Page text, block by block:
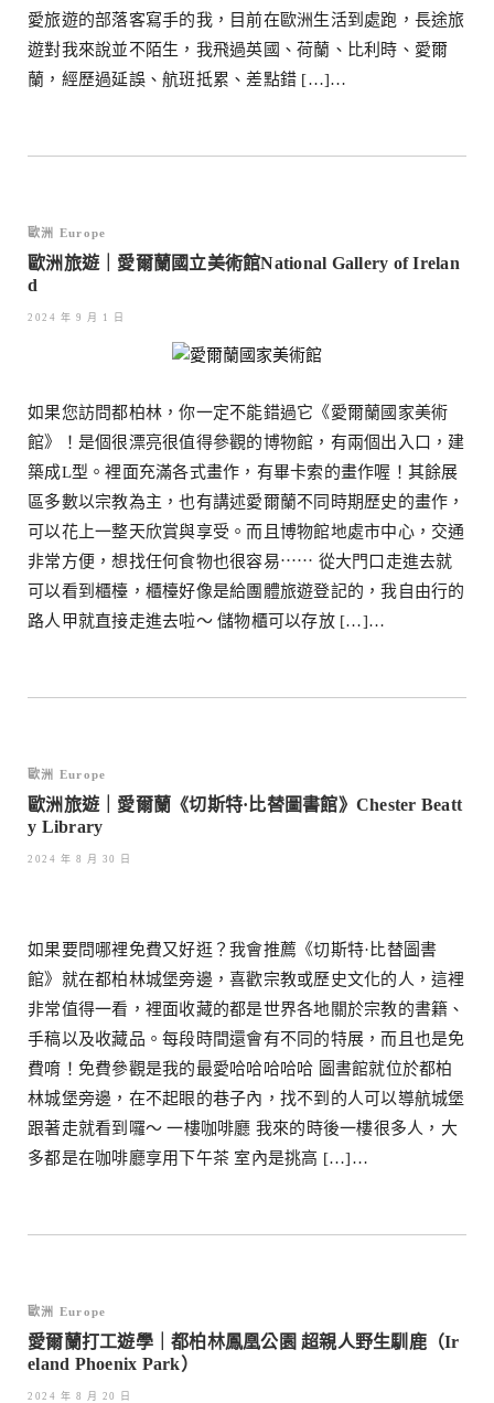
愛旅遊的部落客寫手的我，目前在歐洲生活到處跑，長途旅
遊對我來說並不陌生，我飛過英國、荷蘭、比利時、愛爾
蘭，經歷過延誤、航班抵累、差點錯 […]…
歐洲 Europe
歐洲旅遊｜愛爾蘭國立美術館National Gallery of Irelan
d
2024 年 9 月 1 日
如果您訪問都柏林，你一定不能錯過它《愛爾蘭國家美術
館》！是個很漂亮很值得參觀的博物館，有兩個出入口，建
築成L型。裡面充滿各式畫作，有畢卡索的畫作喔！其餘展
區多數以宗教為主，也有講述愛爾蘭不同時期歷史的畫作，
可以花上一整天欣賞與享受。而且博物館地處市中心，交通
非常方便，想找任何食物也很容易⋯⋯ 從大門口走進去就
可以看到櫃檯，櫃檯好像是給團體旅遊登記的，我自由行的
路人甲就直接走進去啦～ 儲物櫃可以存放 […]…
歐洲 Europe
歐洲旅遊｜愛爾蘭《切斯特·比替圖書館》Chester Beatt
y Library
2024 年 8 月 30 日
如果要問哪裡免費又好逛？我會推薦《切斯特·比替圖書
館》就在都柏林城堡旁邊，喜歡宗教或歷史文化的人，這裡
非常值得一看，裡面收藏的都是世界各地關於宗教的書籍、
手稿以及收藏品。每段時間還會有不同的特展，而且也是免
費唷！免費參觀是我的最愛哈哈哈哈哈 圖書館就位於都柏
林城堡旁邊，在不起眼的巷子內，找不到的人可以導航城堡
跟著走就看到囉～ 一樓咖啡廳 我來的時後一樓很多人，大
多都是在咖啡廳享用下午茶 室內是挑高 […]…
歐洲 Europe
愛爾蘭打工遊學｜都柏林鳳凰公園 超親人野生馴鹿（Ir
eland Phoenix Park）
2024 年 8 月 20 日